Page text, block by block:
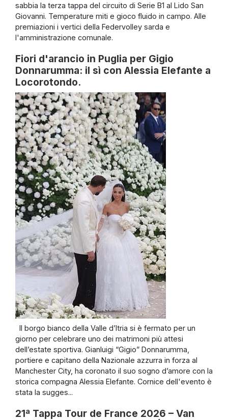
sabbia la terza tappa del circuito di Serie B1 al Lido San
Giovanni. Temperature miti e gioco fluido in campo. Alle
premiazioni i vertici della Federvolley sarda e
l'amministrazione comunale.
Fiori d'arancio in Puglia per Gigio
Donnarumma: il sì con Alessia Elefante a
Locorotondo.
Il borgo bianco della Valle d’Itria si è fermato per un
giorno per celebrare uno dei matrimoni più attesi
dell’estate sportiva. Gianluigi “Gigio” Donnarumma,
portiere e capitano della Nazionale azzurra in forza al
Manchester City, ha coronato il suo sogno d’amore con la
storica compagna Alessia Elefante. Cornice dell'evento è
stata la sugges...
21ª Tappa Tour de France 2026 – Van